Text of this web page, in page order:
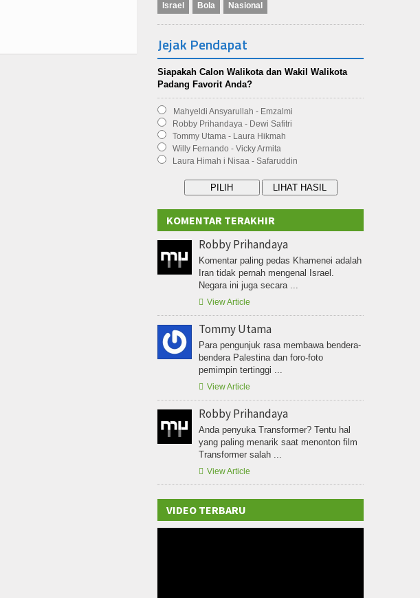
Israel Bola Nasional
Jejak Pendapat
Siapakah Calon Walikota dan Wakil Walikota
Padang Favorit Anda?
Mahyeldi Ansyarullah - Emzalmi
Robby Prihandaya - Dewi Safitri
Tommy Utama - Laura Hikmah
Willy Fernando - Vicky Armita
Laura Himah i Nisaa - Safaruddin
KOMENTAR TERAKHIR
Robby Prihandaya
Komentar paling pedas Khamenei adalah
Iran tidak pernah mengenal Israel.
Negara ini juga secara ...
 View Article
Tommy Utama
Para pengunjuk rasa membawa bendera-
bendera Palestina dan foro-foto
pemimpin tertinggi ...
 View Article
Robby Prihandaya
Anda penyuka Transformer? Tentu hal
yang paling menarik saat menonton film
Transformer salah ...
 View Article
VIDEO TERBARU